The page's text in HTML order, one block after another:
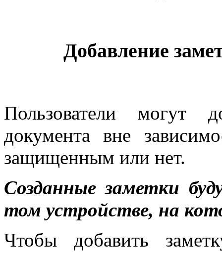
Добавление
Пользователи могут
документа вне
защищенным или нет.
Созданные заметки
том устройстве, на
Чтобы добавить